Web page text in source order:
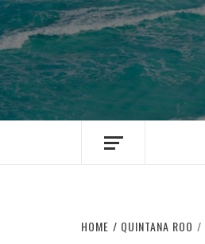
HOME QUINTANA ROO